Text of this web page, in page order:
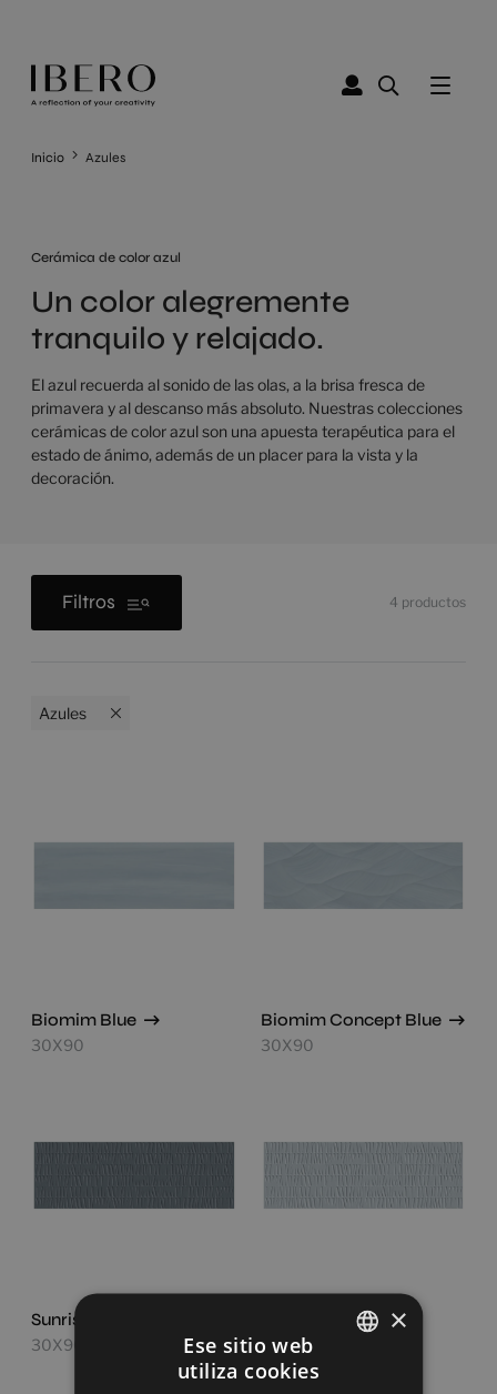
Inicio Azules
Cerámica de color azul
Un color alegremente
tranquilo y relajado.
El azul recuerda al sonido de las olas, a la brisa fresca de
primavera y al descanso más absoluto. Nuestras colecciones
cerámicas de color azul son una apuesta terapéutica para el
estado de ánimo, además de un placer para la vista y la
decoración.
Filtros 4 productos
Azules
Biomim Blue
30X90
Biomim Concept Blue
30X90
Sunrise Indigo
30X90
Sunrise Lavanda
30X90
×
Ese sitio web
utiliza cookies